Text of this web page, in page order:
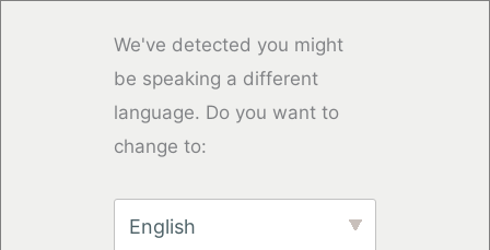
We've detected you might
be speaking a different
language. Do you want to
change to:
English